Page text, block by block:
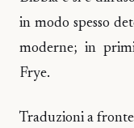
in modo spesso
moderne; in
Frye.
Traduzioni a fronte